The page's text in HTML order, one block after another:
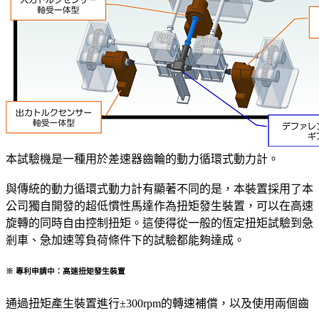
本試驗機是一種用於差速器齒輪的動力循環式動力計。
與傳統的動力循環式動力計有顯著不同的是，本裝置採用了本
公司獨自開發的超低慣性馬達作為扭矩發生裝置，可以在高速
旋轉的同時自由控制扭矩。這使得從一般的恆定扭矩試驗到急
剎車、急加速等負荷條件下的試驗都能夠達成。
※ 專利申請中：高速扭矩發生裝置
通過扭矩產生裝置進行±300rpm的轉速補償，以及使用兩個齒